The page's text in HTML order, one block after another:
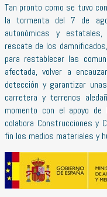
Tan pronto como se tuvo
la tormenta del 7 de
autonómicas y
rescate de los
para restablecer las
afectada, volver a
detección y garantizar
carretera y terrenos
momento con el apoyo de
colabora Construcciones y
fin los medios materiales y